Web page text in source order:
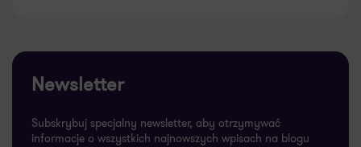
Newsletter
Subskrybuj specjalny newsletter, aby otrzymywać
informacje o wszystkich najnowszych wpisach na blogu